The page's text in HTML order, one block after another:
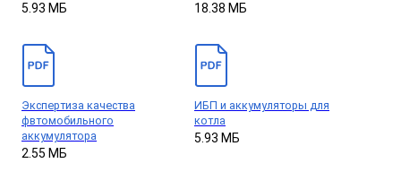
5.93 МБ 18.38 МБ
Экспертиза качества
фвтомобильного
аккумулятора
2.55 МБ
ИБП и аккумуляторы для
котла
5.93 МБ